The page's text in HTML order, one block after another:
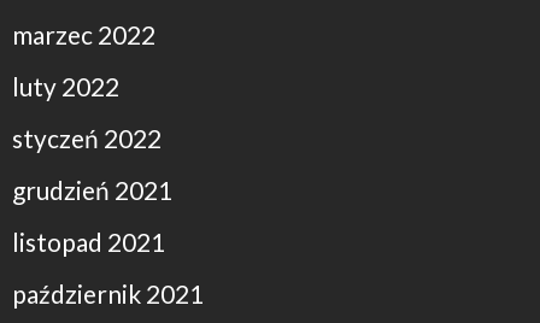
marzec 2022
luty 2022
styczeń 2022
grudzień 2021
listopad 2021
październik 2021